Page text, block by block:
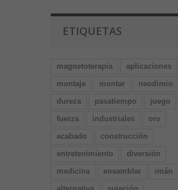
ETIQUETAS
magnetoterapia
aplicaciones
montaje
montar
neodimio
dureza
pasatiempo
juego
fuerza
industriales
oro
acabado
construcción
entretenimiento
diversión
medicina
ensamblar
imán